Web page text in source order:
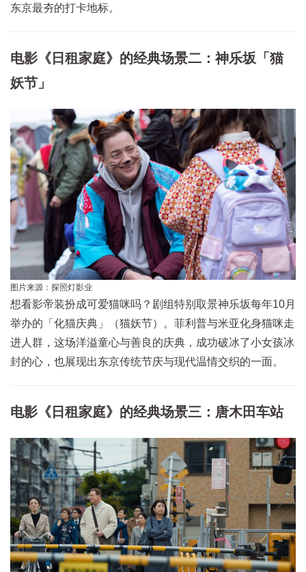
东京最夯的打卡地标。
电影《日租家庭》的经典场景二：神乐坂「猫
妖节」
图片来源：探照灯影业
想看影帝装扮成可爱猫咪吗？剧组特别取景神乐坂每年10月
举办的「化猫庆典」（猫妖节）。菲利普与米亚化身猫咪走
进人群，这场洋溢童心与善良的庆典，成功破冰了小女孩冰
封的心，也展现出东京传统节庆与现代温情交织的一面。
电影《日租家庭》的经典场景三：唐木田车站